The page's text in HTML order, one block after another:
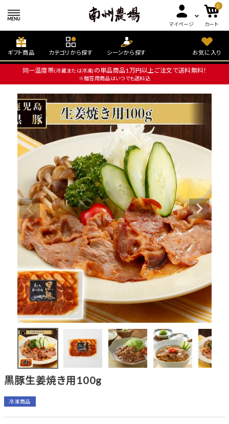
マイページ
0
カート
ギフト商品 カテゴリから探す シーンから探す お気に入り
同一温度帯(冷蔵または冷凍) の単品商品1万円以上ご注文で送料無料！
※贈答用商品はいつでも送料込
黒豚生姜焼き用100g
冷凍商品